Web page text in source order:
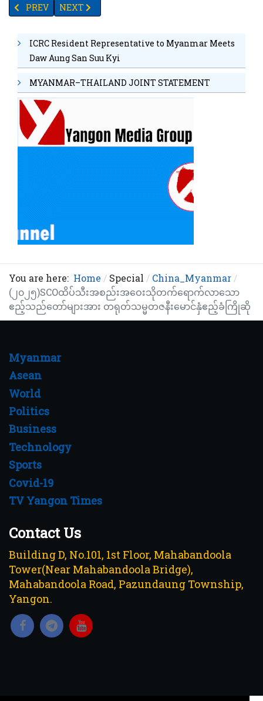
PREVIOUS ARTICLE: ဒုတိယကမ္ဘာစစ် အောင်ပွဲ နှစ် ၈၀ ပြည့် အထိမ်
PREV NEXT ARTICLE: တရုတ်ကိုယ်ပိုင်အုပ်ချုပ်ခွင့်ရဒေသတ
NEXT
ICRC Resident Representative to Myanmar Meets
Daw Aung San Suu Kyi
MYANMAR–THAILAND JOINT STATEMENT
You are here: Home Special
China_Myanmar
(၂၀၂၅)SCOထိပ်သီးအစည်းအဝေးသိုတက်ရောက်လာသော
ဧည့်သည်တော်များအား တရုတ်သမ္မတဇနီးမောင်နှံဧည့်ခံကြိုဆို
Myanmar
Asean
World
Politics
Business
Technology
Sports
Covid-19
TV Yangon Times
Contact Us
Building D, No.101, 1st Floor, Mahabandoola
Tower(Near Mahabandoola Bridge),
Mahabandoola Road, Pazundaung Township,
Yangon.